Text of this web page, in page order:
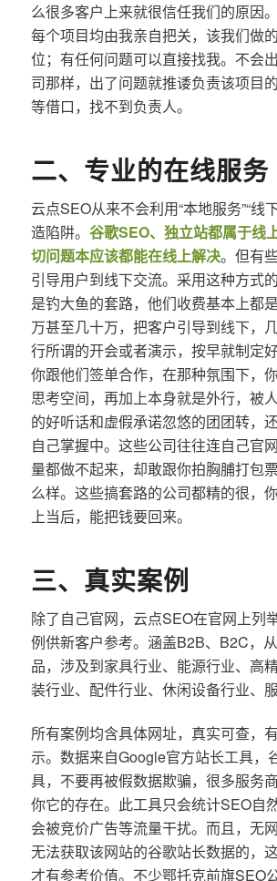
么很多客户上来就很信任我们的原因
每个项目均由我亲自把关，该我们做
位；有任何问题可以直接找我。不会
司那样，出了问题就推诿负责该项目
等借口，找不到负责人。
二、专业的在线服务
云点SEO从来不会利用“本地服务”“线
造陷阱。 谷歌SEO、独立站都属于线
切问题本应该都能在线上解决。但有
引导用户到线下交流。采用这种方式
是钓大鱼的套路，他们收费基本上都
万甚至几十万，把客户引导到线下，
行所谓的开会或者演示，按早就制定
你跟他们签单合作，在那种氛围下，
思考空间，再加上本身就是外行，被
的好听话和虚假承诺忽悠的团团转，
自己掌握中。这些公司往往连自己官
量都做不起来，却敢跟你拍胸脯打包
么样。这些搞套路的公司都精的很，
上当后，能把钱要回来。
三、真实案例
除了自己官网，云点SEO在官网上列
例供新客户参考。涵盖B2B、B2C，
品，涉及到家具行业、能源行业、高
装行业、配件行业、休闲设备行业、
所有案例均含具体网址，真实可查，
示。数据来自Google官方站长工具，
具，不要再被假数据欺骗，很多服务
你它的存在。此工具只会统计SEO自
会被竞价广告等流量干扰。而且，无
无法获取该网站的谷歌站长数据的，
才有参考价值。不少鄂托克前旗SEO